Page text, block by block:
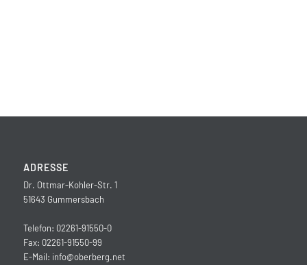
ADRESSE
Dr. Ottmar-Kohler-Str. 1
51643 Gummersbach
Telefon: 02261-91550-0
Fax: 02261-91550-99
E-Mail: info@oberberg.net